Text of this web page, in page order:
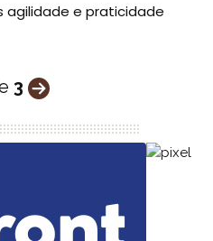
agilidade e praticidade
3